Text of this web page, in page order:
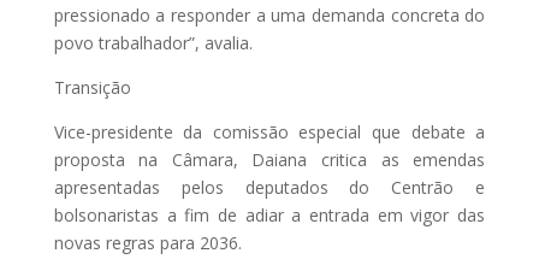
pressionado a responder a uma demanda concreta do
povo trabalhador”, avalia.
Transição
Vice-presidente da comissão especial que debate a
proposta na Câmara, Daiana critica as emendas
apresentadas pelos deputados do Centrão e
bolsonaristas a fim de adiar a entrada em vigor das
novas regras para 2036.